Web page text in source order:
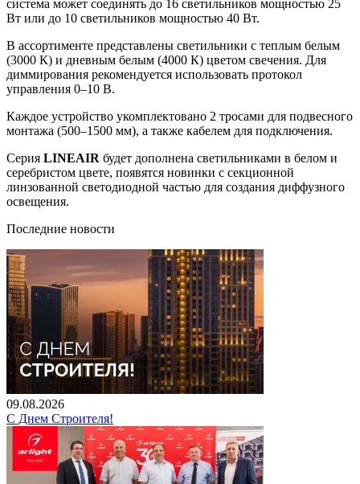
система может соединять до 16 светильников мощностью 25
Вт или до 10 светильников мощностью 40 Вт.
В ассортименте представлены светильники с теплым белым
(3000 К) и дневным белым (4000 К) цветом свечения. Для
диммирования рекомендуется использовать протокол
управления 0–10 В.
Каждое устройство укомплектовано 2 тросами для подвесного
монтажа (500–1500 мм), а также кабелем для подключения.
Серия LINEAIR будет дополнена светильниками в белом и
серебристом цвете, появятся новинки с секционной
линзованной светодиодной частью для создания диффузного
освещения.
Последние новости
09.08.2026
С Днем Строителя!